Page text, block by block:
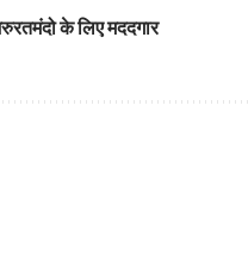
के लिए मददगार